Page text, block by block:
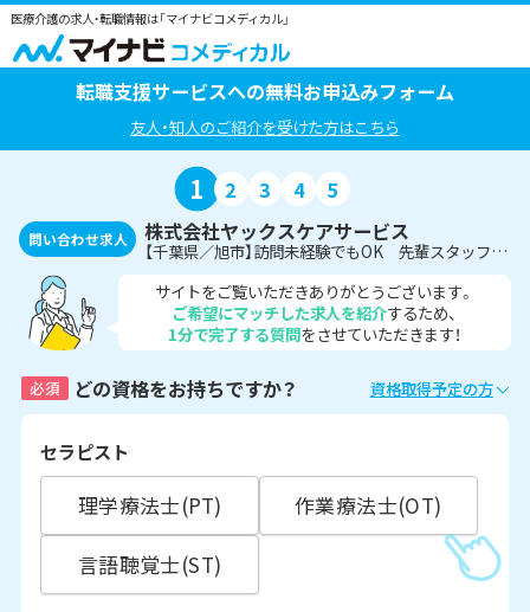
医療介護の求人・転職情報は「マイナビコメディカル」
転職支援サービスへの無料お申込みフォーム
友人・知人のご紹介を受けた方はこちら
1 2 3 4 5
問い合わせ求人 株式会社ヤックスケアサービス
【千葉県／旭市】訪問未経験でもOK 先輩スタッフがしっかり指導 訪問での作業療法士募集
サイトをご覧いただきありがとうございます。
ご希望にマッチした求人を紹介するため、
1分で完了する質問をさせていただきます！
必須 どの資格をお持ちですか？ 資格取得予定の方
セラピスト
理学療法士(PT)
作業療法士(OT)
言語聴覚士(ST)